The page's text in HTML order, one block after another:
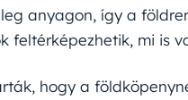
anyagon, így a
feltérképezhetik, mi is
hogy a